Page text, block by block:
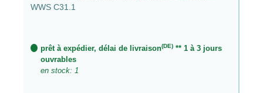
WWS C31.1
prêt à expédier, délai de livraison(DE) ** 1 à 3 jours
ouvrables
en stock: 1